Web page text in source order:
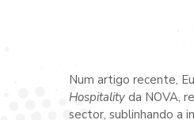
Num artigo recente,
Hospitality da NOVA,
sector, sublinhando a